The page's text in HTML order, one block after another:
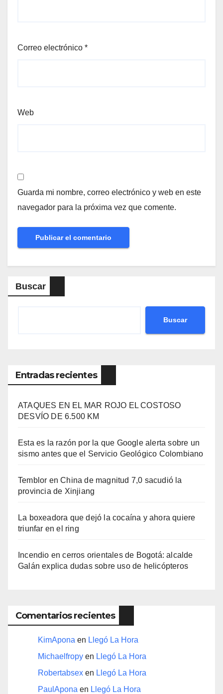
Correo electrónico *
Web
Guarda mi nombre, correo electrónico y web en este
navegador para la próxima vez que comente.
Buscar
Buscar
Entradas recientes
ATAQUES EN EL MAR ROJO EL COSTOSO
DESVÍO DE 6.500 KM
Esta es la razón por la que Google alerta sobre un
sismo antes que el Servicio Geológico Colombiano
Temblor en China de magnitud 7,0 sacudió la
provincia de Xinjiang
La boxeadora que dejó la cocaína y ahora quiere
triunfar en el ring​
Incendio en cerros orientales de Bogotá: alcalde
Galán explica dudas sobre uso de helicópteros
Comentarios recientes
KimApona en Llegó La Hora
Michaelfropy en Llegó La Hora
Robertabsex en Llegó La Hora
PaulApona en Llegó La Hora